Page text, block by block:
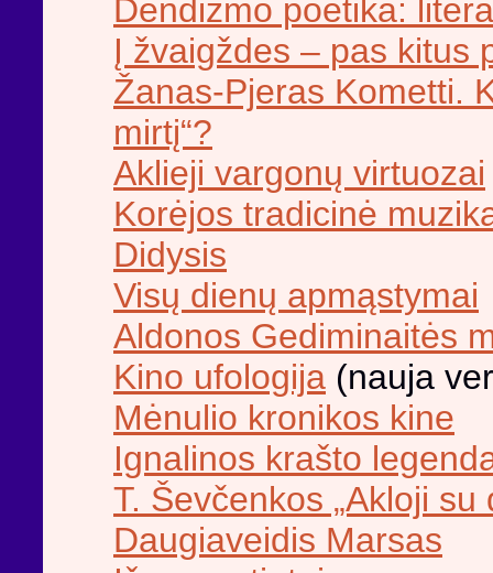
Dendizmo poetika:
Į žvaigždes – pas kitus
Žanas-Pjeras Kometti.
mirtį“?
Aklieji vargonų virtuozai
Korėjos tradicinė
Didysis
Visų dienų apmąstymai
Aldonos Gediminaitės
Kino ufologija (nauja
Mėnulio kronikos kine
Ignalinos krašto
T. Ševčenkos „Akloji su
Daugiaveidis Marsas